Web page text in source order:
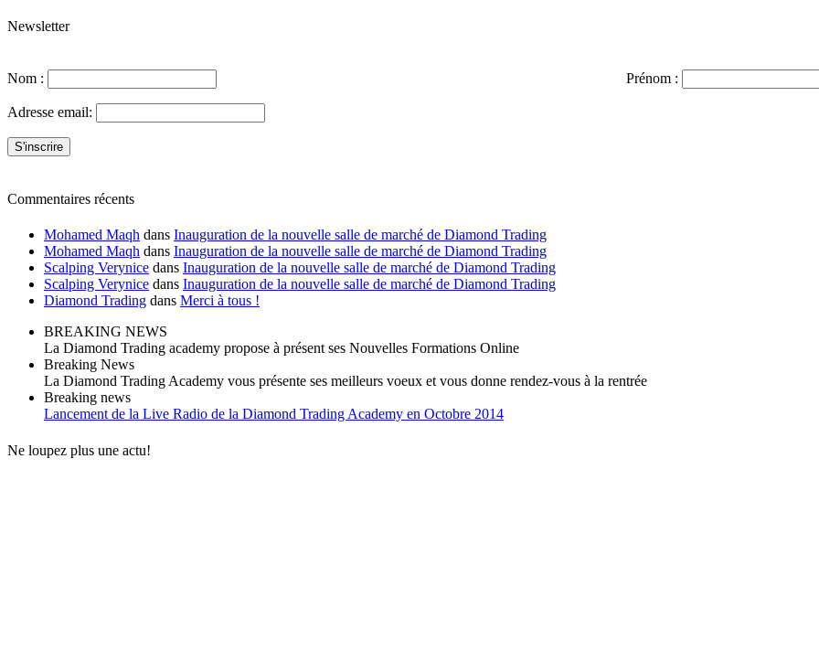
Newsletter
Nom : Prénom :
Adresse email:
Commentaires récents
Mohamed Maqh dans Inauguration de la nouvelle salle de marché de Diamond Trading
Mohamed Maqh dans Inauguration de la nouvelle salle de marché de Diamond Trading
Scalping Verynice dans Inauguration de la nouvelle salle de marché de Diamond Trading
Scalping Verynice dans Inauguration de la nouvelle salle de marché de Diamond Trading
Diamond Trading dans Merci à tous !
BREAKING NEWS
La Diamond Trading academy propose à présent ses Nouvelles Formations Online
Breaking News
La Diamond Trading Academy vous présente ses meilleurs voeux et vous donne rendez-vous à la rentrée
Breaking news
Lancement de la Live Radio de la Diamond Trading Academy en Octobre 2014
Ne loupez plus une actu!